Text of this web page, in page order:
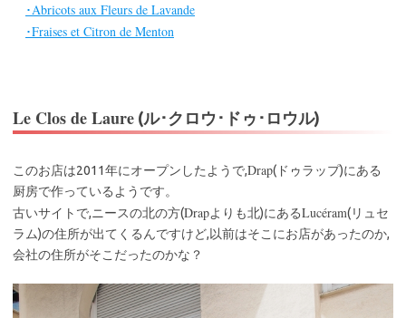
･Abricots aux Fleurs de Lavande
･Fraises et Citron de Menton
Le Clos de Laure (ル･クロウ･ドゥ･ロウル)
このお店は2011年にオープンしたようで,Drap(ドゥラップ)にある
厨房で作っているようです。
古いサイトで,ニースの北の方(Drapよりも北)にあるLucéram(リュセ
ラム)の住所が出てくるんですけど,以前はそこにお店があったのか,
会社の住所がそこだったのかな？